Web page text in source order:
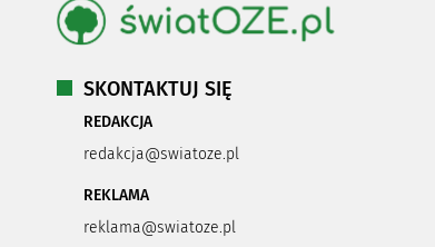
SKONTAKTUJ SIĘ
REDAKCJA
redakcja@swiatoze.pl
REKLAMA
reklama@swiatoze.pl